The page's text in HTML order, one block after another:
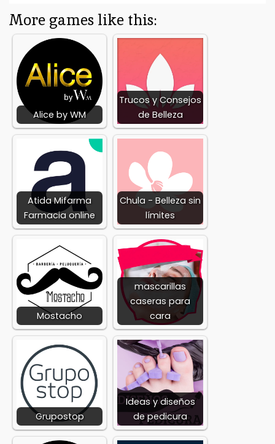
More games like this:
Alice by WM
Trucos y Consejos
de Belleza
Atida Mifarma
Farmacia online
Chula - Belleza sin
límites
Mostacho
mascarillas
caseras para
cara
Grupostop
Ideas y diseños
de pedicura